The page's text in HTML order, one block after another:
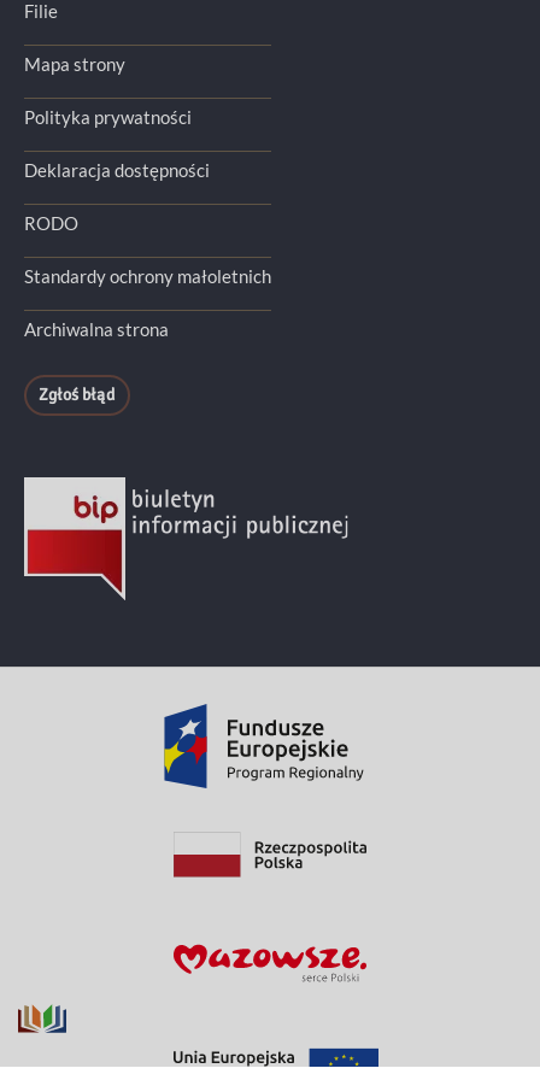
Filie
Mapa strony
Polityka prywatności
Deklaracja dostępności
RODO
Standardy ochrony małoletnich
Archiwalna strona
Zgłoś błąd